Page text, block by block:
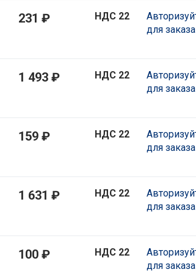
231 ₽ НДС 22
для заказа
1 493 ₽ НДС 22
для заказа
159 ₽ НДС 22
для заказа
1 631 ₽ НДС 22
для заказа
100 ₽ НДС 22
для заказа